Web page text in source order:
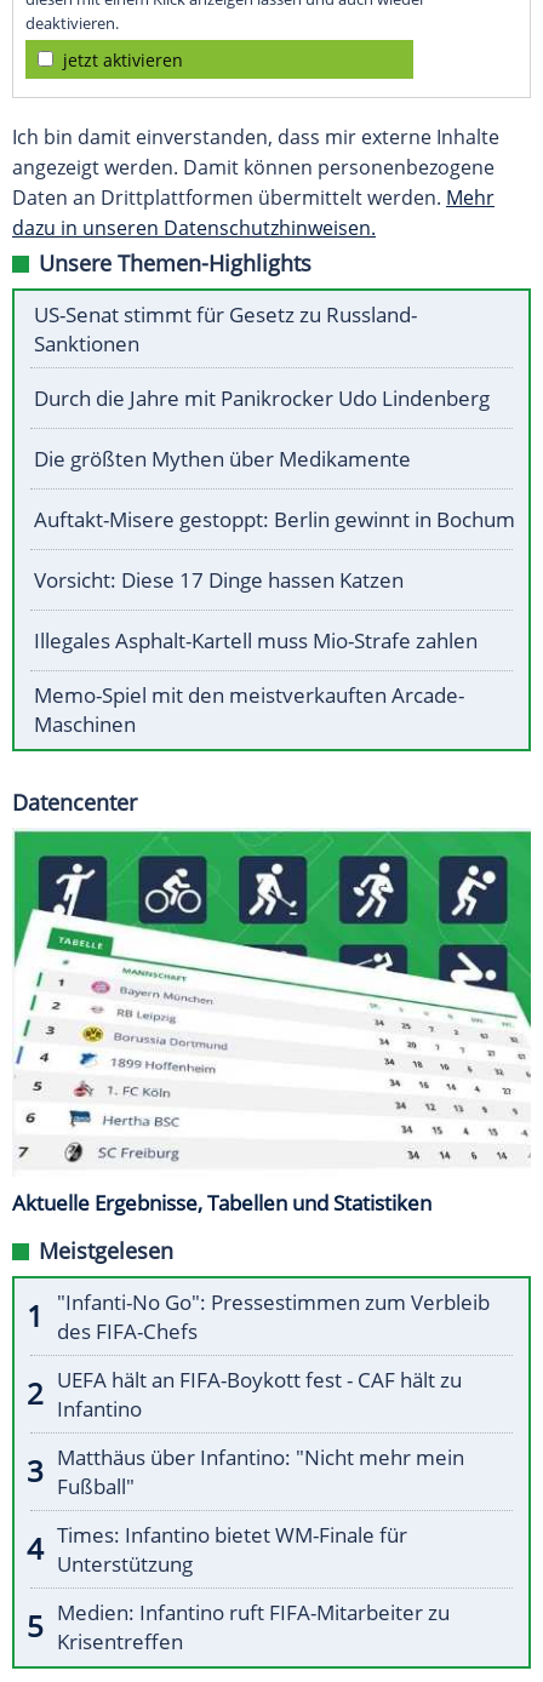
deaktivieren.
jetzt aktivieren
Ich bin damit einverstanden, dass mir externe Inhalte
angezeigt werden. Damit können personenbezogene
Daten an Drittplattformen übermittelt werden. Mehr
dazu in unseren Datenschutzhinweisen.
Unsere Themen-Highlights
US-Senat stimmt für Gesetz zu Russland-
Sanktionen
Durch die Jahre mit Panikrocker Udo Lindenberg
Die größten Mythen über Medikamente
Auftakt-Misere gestoppt: Berlin gewinnt in Bochum
Vorsicht: Diese 17 Dinge hassen Katzen
Illegales Asphalt-Kartell muss Mio-Strafe zahlen
Memo-Spiel mit den meistverkauften Arcade-
Maschinen
Datencenter
Aktuelle Ergebnisse, Tabellen und Statistiken
Meistgelesen
"Infanti-No Go": Pressestimmen zum Verbleib
des FIFA-Chefs
UEFA hält an FIFA-Boykott fest - CAF hält zu
Infantino
Matthäus über Infantino: "Nicht mehr mein
Fußball"
Times: Infantino bietet WM-Finale für
Unterstützung
Medien: Infantino ruft FIFA-Mitarbeiter zu
Krisentreffen